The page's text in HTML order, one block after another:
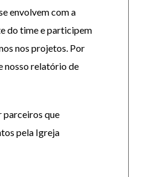
envolvem com a
do time e participem
nos projetos. Por
nosso relatório de
parceiros que
pela Igreja